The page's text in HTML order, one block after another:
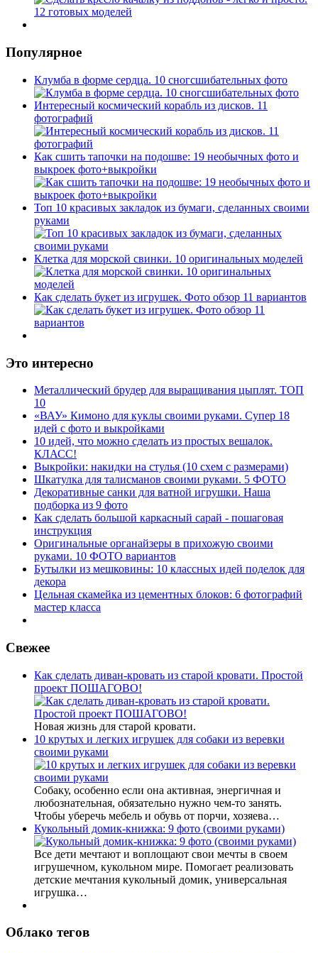
Популярное
Клумба в форме сердца. 10 сногсшибательных фото
Интересный космический корабль из дисков. 11
фотографий
Как сшить тапочки на подошве: 19 необычных фото и
выкроек фото+выкройки
Топ 10 красивых закладок из бумаги, сделанных своими
руками
Клетка для морской свинки. 10 оригинальных моделей
Как сделать букет из игрушек. Фото обзор 11 вариантов
Это интересно
Металлический брудер для выращивания цыплят. ТОП
10
«ВАУ» Кимоно для куклы своими руками. Супер 18
идей с фото и выкройками
10 идей, что можно сделать из простых вешалок.
КЛАСС!
Выкройки: накидки на стулья (10 схем с размерами)
Шкатулка для талисманов своими руками. 5 ФОТО
Декоративные санки для ватной игрушки. Наша
подборка из 9 фото
Как сделать большой каркасный сарай - пошаговая
инструкция
Оригинальные органайзеры в прихожую своими
руками. 10 ФОТО вариантов
Бутылки из мешковины: 10 классных идей поделок для
декора
Цельная скамейка из цементных блоков: 6 фотографий
мастер класса
Свежее
Как сделать диван-кровать из старой кровати. Простой
проект ПОШАГОВО!
Новая жизнь для старой кровати.
10 крутых и легких игрушек для собаки из веревки
своими руками
Собаку, особенно если она активная, энергичная и
любознательная, обязательно нужно чем-то занять.
Чтобы уберечь мебель и обувь от порчи, хозяева…
Кукольный домик-книжка: 9 фото (своими руками)
Все дети мечтают и воплощают свои мечты в своем
игрушечном, кукольном мире. Помогает реализовать
детские мечтания кукольный домик, универсальная
игрушка…
Облако тегов